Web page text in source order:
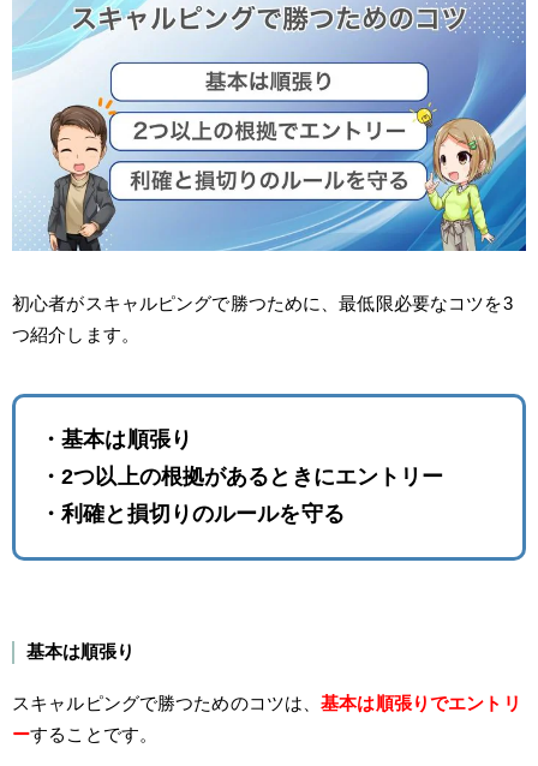
初心者がスキャルピングで勝つために、最低限必要なコツを3
つ紹介します。
・基本は順張り
・2つ以上の根拠があるときにエントリー
・利確と損切りのルールを守る
基本は順張り
スキャルピングで勝つためのコツは、基本は順張りでエントリ
ーすることです。